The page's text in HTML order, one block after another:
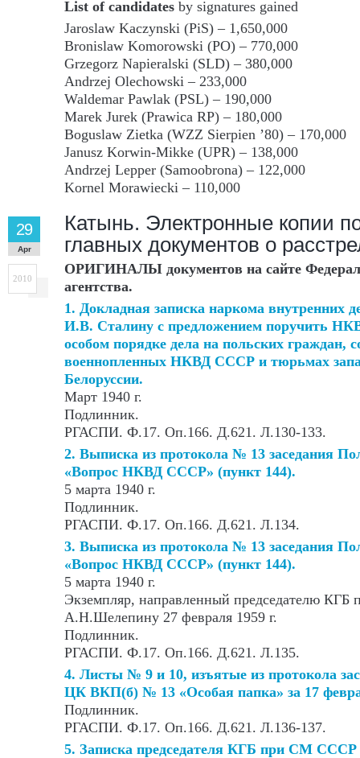
List of candidates by signatures gained
Jaroslaw Kaczynski (PiS) – 1,650,000
Bronislaw Komorowski (PO) – 770,000
Grzegorz Napieralski (SLD) – 380,000
Andrzej Olechowski – 233,000
Waldemar Pawlak (PSL) – 190,000
Marek Jurek (Prawica RP) – 180,000
Boguslaw Zietka (WZZ Sierpien ’80) – 170,000
Janusz Korwin-Mikke (UPR) – 138,000
Andrzej Lepper (Samoobrona) – 122,000
Kornel Morawiecki – 110,000
Катынь. Электронные копии
главных документов о
29
Apr
2010
ОРИГИНАЛЫ документов на сайте
агентства.
1. Докладная записка наркома
И.В. Сталину с предложением поручить
особом порядке дела на польских граждан,
военнопленных НКВД СССР и тюрьмах
Белоруссии.
Март 1940 г.
Подлинник.
РГАСПИ. Ф.17. Оп.166. Д.621. Л.130-133.
2. Выписка из протокола № 13 заседания
«Вопрос НКВД СССР» (пункт 144).
5 марта 1940 г.
Подлинник.
РГАСПИ. Ф.17. Оп.166. Д.621. Л.134.
3. Выписка из протокола № 13 заседания
«Вопрос НКВД СССР» (пункт 144).
5 марта 1940 г.
Экземпляр, направленный председателю
А.Н.Шелепину 27 февраля 1959 г.
Подлинник.
РГАСПИ. Ф.17. Оп.166. Д.621. Л.135.
4. Листы № 9 и 10, изъятые из протокола
ЦК ВКП(б) № 13 «Особая папка» за 17
Подлинник.
РГАСПИ. Ф.17. Оп.166. Д.621. Л.136-137.
5. Записка председателя КГБ при СМ